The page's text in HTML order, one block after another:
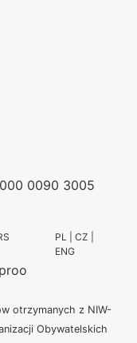
0090 3005
PL | CZ |
ENG
otrzymanych z NIW-
Obywatelskich